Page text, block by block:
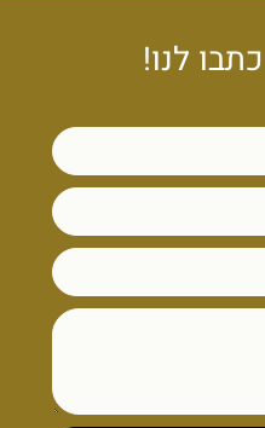
כתבו לנו!